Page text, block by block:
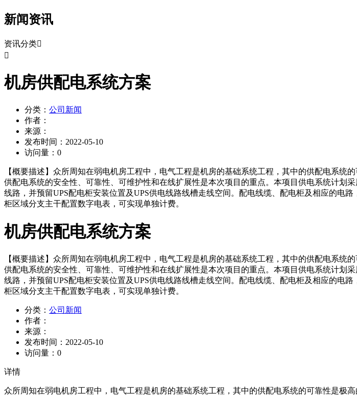
新闻资讯
资讯分类

机房供配电系统方案
分类： 公司新闻
作者：
来源：
发布时间： 2022-05-10
访问量： 0
【概要描述】 众所周知在弱电机房工程中，电气工程是机房的基础系统工程，其中的供配电系统
供配电系统的安全性、可靠性、可维护性和在线扩展性是本次项目的重点。本项目供电系统计划
线路，并预留UPS配电柜安装位置及UPS供电线路线槽走线空间。配电线缆、配电柜及相应的电
柜区域分支主干配置数字电表，可实现单独计费。
机房供配电系统方案
【概要描述】 众所周知在弱电机房工程中，电气工程是机房的基础系统工程，其中的供配电系统
供配电系统的安全性、可靠性、可维护性和在线扩展性是本次项目的重点。本项目供电系统计划
线路，并预留UPS配电柜安装位置及UPS供电线路线槽走线空间。配电线缆、配电柜及相应的电
柜区域分支主干配置数字电表，可实现单独计费。
分类： 公司新闻
作者：
来源：
发布时间： 2022-05-10
访问量： 0
详情
众所周知在弱电机房工程中，电气工程是机房的基础系统工程，其中的供配电系统的可靠性是极